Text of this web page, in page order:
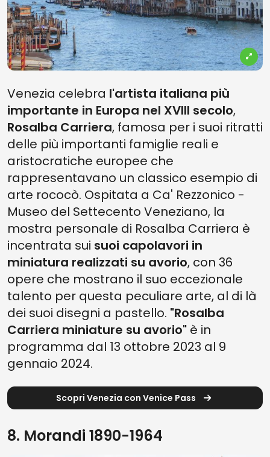
Venezia celebra l'artista italiana più
importante in Europa nel XVIII secolo,
Rosalba Carriera, famosa per i suoi ritratti
delle più importanti famiglie reali e
aristocratiche europee che
rappresentavano un classico esempio di
arte rococò. Ospitata a Ca' Rezzonico -
Museo del Settecento Veneziano, la
mostra personale di Rosalba Carriera è
incentrata sui suoi capolavori in
miniatura realizzati su avorio, con 36
opere che mostrano il suo eccezionale
talento per questa peculiare arte, al di là
dei suoi disegni a pastello. "Rosalba
Carriera miniature su avorio" è in
programma dal 13 ottobre 2023 al 9
gennaio 2024.
Scopri Venezia con Venice Pass
8. Morandi 1890-1964